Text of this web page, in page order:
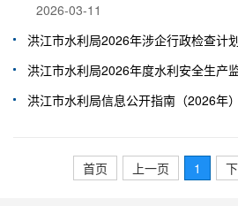
2026-03-11
洪江市水利局2026年涉企行政检查计
洪江市水利局2026年度水利安全生产
洪江市水利局信息公开指南（2026年）
首页 上一页 1